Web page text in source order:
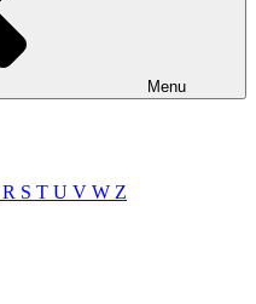
Menu
R S T U V W Z